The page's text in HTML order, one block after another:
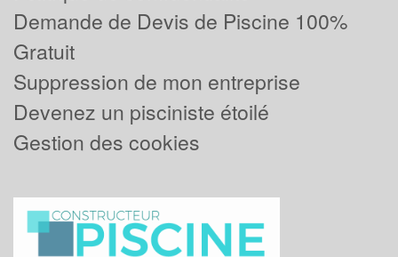
Demande de Devis de Piscine 100%
Gratuit
Suppression de mon entreprise
Devenez un pisciniste étoilé
Gestion des cookies